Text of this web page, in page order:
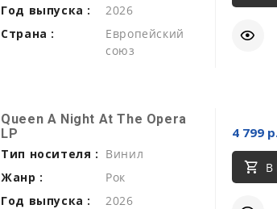
Год выпуска :
2026
Страна :
Европейский
союз
Queen A Night At The Opera
LP
Тип носителя : Винил
Жанр :
Рок
Год выпуска :
2026
4 799
В